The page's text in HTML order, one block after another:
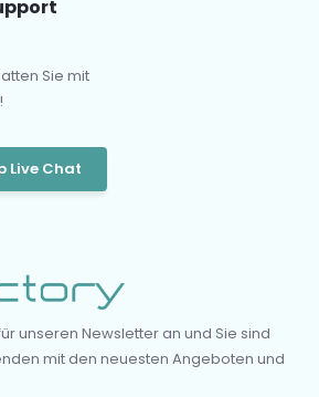
Sie mit
Live Chat
unseren Newsletter an und Sie sind
mit den neuesten Angeboten und